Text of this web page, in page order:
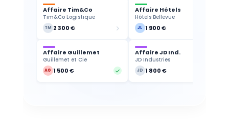
Affaire Tim&Co
Tim&Co Logistique
TM 2 300 €
Affaire Guillemet
Guillemet et Cie
AG 1 500 €
Affaire Hôtels
Hôtels Bellevue
JL 1 900 €
Affaire JD Ind.
JD Industries
JD 1 800 €